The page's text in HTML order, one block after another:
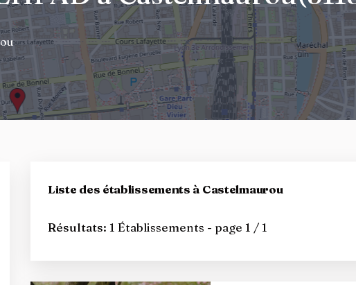
Liste des établissements à Castelmaurou
Résultats: 1 Établissements - page 1 / 1